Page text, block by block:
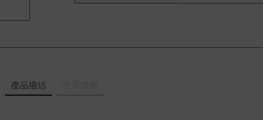
產品描述